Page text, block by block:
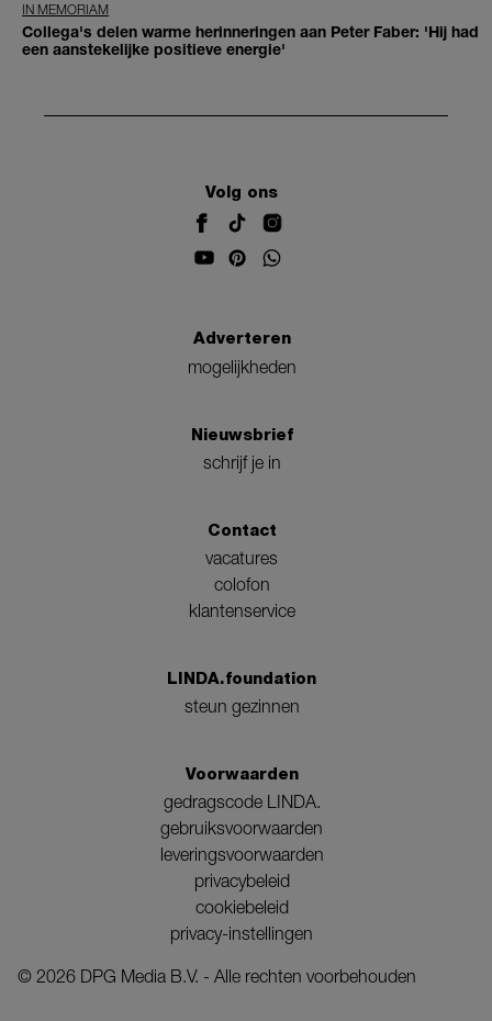
IN MEMORIAM
Collega's delen warme herinneringen aan Peter Faber: 'Hij had
een aanstekelijke positieve energie'
Volg ons
Adverteren
mogelijkheden
Nieuwsbrief
schrijf je in
Contact
vacatures
colofon
klantenservice
LINDA.foundation
steun gezinnen
Voorwaarden
gedragscode LINDA.
gebruiksvoorwaarden
leveringsvoorwaarden
privacybeleid
cookiebeleid
privacy-instellingen
© 2026 DPG Media B.V. - Alle rechten voorbehouden